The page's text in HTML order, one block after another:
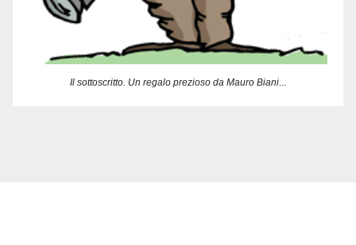
Il sottoscritto. Un regalo prezioso da Mauro Biani...